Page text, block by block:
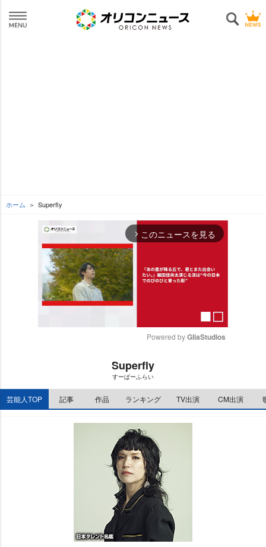
ホーム Superfly
arrow_forward_ios このニュースを見る
e
Powered by GliaStudios
Superfly
すーぱーふらい
芸能人TOP 記事 作品 ランキング TV出演 CM出演